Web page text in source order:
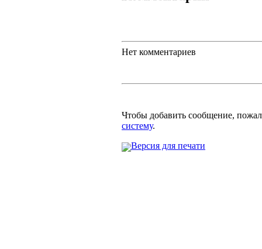
Нет комментариев
Чтобы добавить сообщение,
систему.
Версия для печати